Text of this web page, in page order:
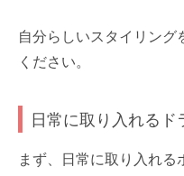
自分らしいスタイリング
ください。
日常に取り入れる
まず、日常に取り入れる